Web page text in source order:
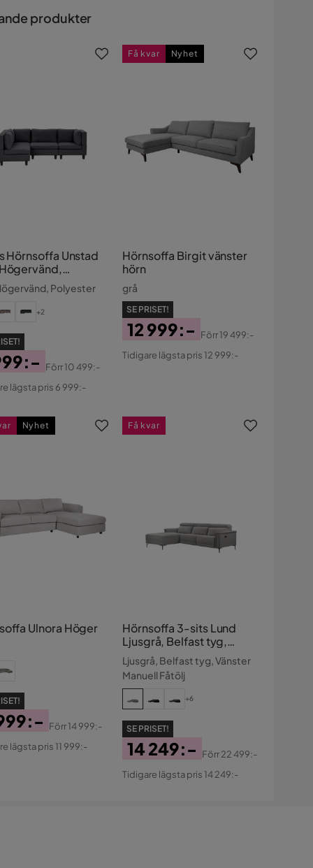
produkter
Hörnsoffa Unstad
Polyester
+2
Förr10 499:-
lägsta pris 6 999:-
Hörnsoffa Birgit vänster
hörn
grå
SE PRISET!
Pris
12 999:-
Original
Förr19 499:-
Tidigare lägsta pris 12 999:-
Få kvar Nyhet
Ulnora Höger
Förr14 999:-
lägsta pris 11 999:-
Nyhet
Hörnsoffa 3-sits Lund
Ljusgrå, Belfast tyg,
Vänster Manuell Fåtölj
Ljusgrå, Belfast tyg, Vänster
Manuell Fåtölj
+6
SE PRISET!
Pris
14 249:-
Original
Förr22 499:-
Tidigare lägsta pris 14 249:-
Få kvar